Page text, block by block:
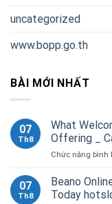
uncategorized
www.bopp.go.th
BÀI MỚI NHẤT
07
Th8
What
Offering _
Chức năng bình
07
Th8
Beano
Today